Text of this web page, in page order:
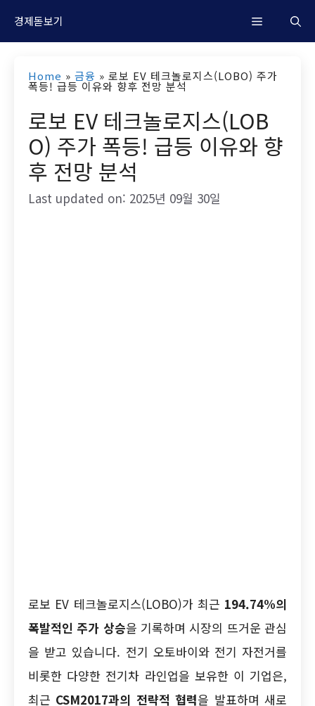
경제돋보기 M
u
Home » 금융 » 로보 EV 테크놀로지스(LOBO) 주가
폭등! 급등 이유와 향후 전망 분석
로보 EV 테크놀로지스(LOB
O) 주가 폭등! 급등 이유와 향
후 전망 분석
Last updated on: 2025년 09월 30일
로보 EV 테크놀로지스(LOBO)가 최근 194.74%의
폭발적인 주가 상승을 기록하며 시장의 뜨거운 관심
을 받고 있습니다. 전기 오토바이와 전기 자전거를
비롯한 다양한 전기차 라인업을 보유한 이 기업은,
최근 CSM2017과의 전략적 협력을 발표하며 새로